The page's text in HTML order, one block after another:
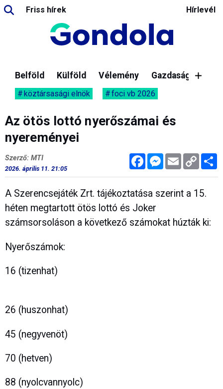
Friss hírek Hírlevél
Belföld Külföld Vélemény Gazdaság
köztársasági elnök foci vb 2026
Az ötös lottó nyerőszámai és
nyereményei
FacebookMessenger
Email Copy
Link
Szerző: MTI
2026. április 11. 21:05
A Szerencsejáték Zrt. tájékoztatása szerint a 15.
héten megtartott ötös lottó és Joker
számsorsoláson a következő számokat húzták ki:
Nyerőszámok:
16 (tizenhat)
26 (huszonhat)
45 (negyvenöt)
70 (hetven)
88 (nyolcvannyolc)